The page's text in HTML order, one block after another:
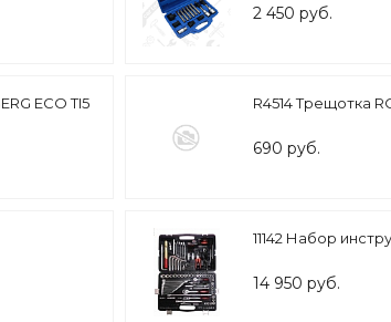
2 450 руб.
ECO TI5 R4514 Трещотка
690 руб.
11142 Набор
14 950 руб.